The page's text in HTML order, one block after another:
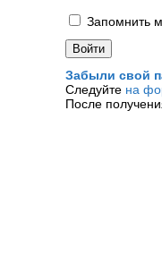
Запомнить
Забыли свой
Следуйте на
После